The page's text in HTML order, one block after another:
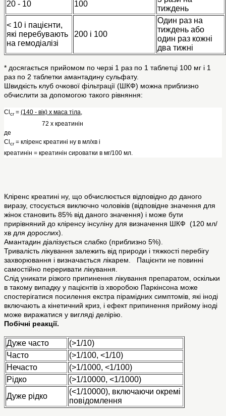
20 - 10
100
тиждень
< 10 і пацієнти,
які перебувають
на гемодіалізі
200 і 100
Один раз на
тиждень або
один раз кожні
два тижні
* досягається прийомом по черзі 1 раз по 1 таблетці 100 мг і 1
раз по 2 таблетки амантадину сульфату.
Швидкість клуб очкової фільтрації (ШКФ) можна приблизно
обчислити за допомогою такого рівняння:
Cl cr = (140 - вік) х маса тіла,
72 х креатинін
де
Clcr = кліренс креатині ну в мл/хв і
креатинін = креатинін сироватки в мг/100 мл.
Кліренс креатині ну, що обчислюється відповідно до даного
виразу, стосується виключно чоловіків (відповідне значення для
жінок становить 85% від даного значення) і може бути
прирівняний до кліренсу інсуліну для визначення ШКФ (120 мл/
хв для дорослих).
Амантадин діалізується слабко (приблизно 5%).
Тривалість лікування залежить від природи і тяжкості перебігу
захворювання і визначається лікарем. Пацієнти не повинні
самостійно переривати лікування.
Слід уникати різкого припинення лікування препаратом, оскільки
в такому випадку у пацієнтів із хворобою Паркінсона може
спостерігатися посилення екстра пірамідних симптомів, які іноді
включають а кінетичний криз, і ефект припинення прийому іноді
може виражатися у вигляді делірію.
Побічні реакції.
Дуже часто
(>1/10)
Часто
(>1/100, <1/10)
Нечасто
(>1/1000, <1/100)
Рідко
(>1/10000, <1/1000)
Дуже рідко
(<1/10000), включаючи окремі
повідомлення